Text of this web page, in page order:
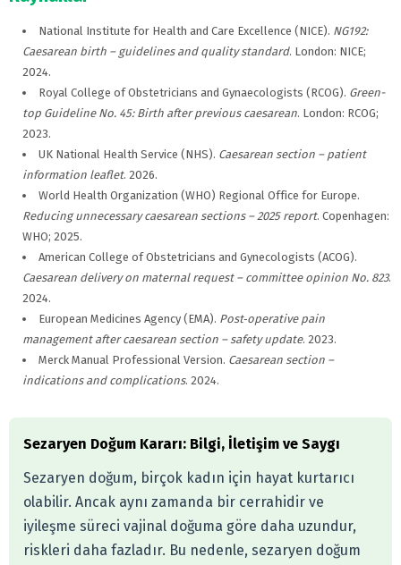
National Institute for Health and Care Excellence (NICE). NG192:
Caesarean birth – guidelines and quality standard. London: NICE;
2024.
Royal College of Obstetricians and Gynaecologists (RCOG). Green-
top Guideline No. 45: Birth after previous caesarean. London: RCOG;
2023.
UK National Health Service (NHS). Caesarean section – patient
information leaflet. 2026.
World Health Organization (WHO) Regional Office for Europe.
Reducing unnecessary caesarean sections – 2025 report. Copenhagen:
WHO; 2025.
American College of Obstetricians and Gynecologists (ACOG).
Caesarean delivery on maternal request – committee opinion No. 823.
2024.
European Medicines Agency (EMA). Post‑operative pain
management after caesarean section – safety update. 2023.
Merck Manual Professional Version. Caesarean section –
indications and complications. 2024.
Sezaryen Doğum Kararı: Bilgi, İletişim ve Saygı
Sezaryen doğum, birçok kadın için hayat kurtarıcı
olabilir. Ancak aynı zamanda bir cerrahidir ve
iyileşme süreci vajinal doğuma göre daha uzundur,
riskleri daha fazladır. Bu nedenle, sezaryen doğum